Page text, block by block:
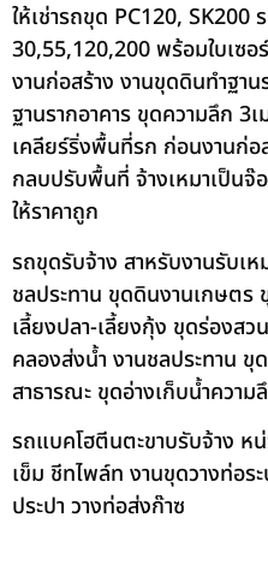
ให้เช่ารถขุด PC120, SK200
30,55,120,200 พร้อมใบเซ
งานก่อสร้าง งานขุดดินทำฐา
ฐานรากอาคาร ขุดความลึก 3
เคลียร์ริ่งพื้นที่รก ก่อนงานก่
กลบปรับพื้นที่ จ้างเหมาเป็นจ๊
ให้ราคาถูก
รถขุดรับจ้าง สาหรับงานรับเ
ชลประทาน ขุดดินงานเกษตร
เลี้ยงปลา-เลี้ยงกุ้ง ขุดร่องส
คลองส่งน้ำ งานชลประทาน
สาธารณะ ขุดอ่างเก็บน้ำความ
รถแบคโฮตีนตะขาบรับจ้าง ห
เข็ม ชีทไพล์ท งานขุดวางท่อ
ประปา วางท่อส่งก๊าซ